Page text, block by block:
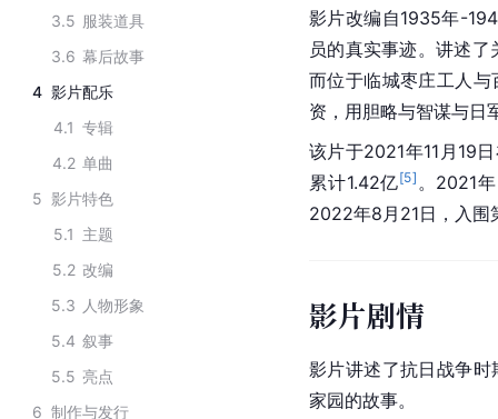
3.5 服装道具
3.6 幕后故事
4 影片配乐
4.1 专辑
4.2 单曲
5 影片特色
5.1 主题
5.2 改编
5.3 人物形象
5.4 叙事
5.5 亮点
6 制作与发行
影片改编自1935年-
员的真实事迹。讲述
而位于临城枣庄工人与
资，用胆略与智谋与日
该片于2021年11月19
累计1.42亿[5] 。2021
2022年8月21日，入围
影片剧情
影片讲述了抗日战争时
家园的故事。